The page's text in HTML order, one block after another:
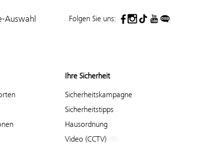
Auswahl Folgen Sie uns:
Ihre Sicherheit
Sicherheitskampagne
Sicherheitstipps
Hausordnung
Video (CCTV)